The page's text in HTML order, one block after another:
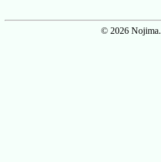
© 2026 Nojima.